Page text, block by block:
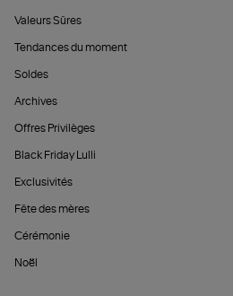
Valeurs Sûres
Tendances du moment
Soldes
Archives
Offres Privilèges
Black Friday Lulli
Exclusivités
Fête des mères
Cérémonie
Noël